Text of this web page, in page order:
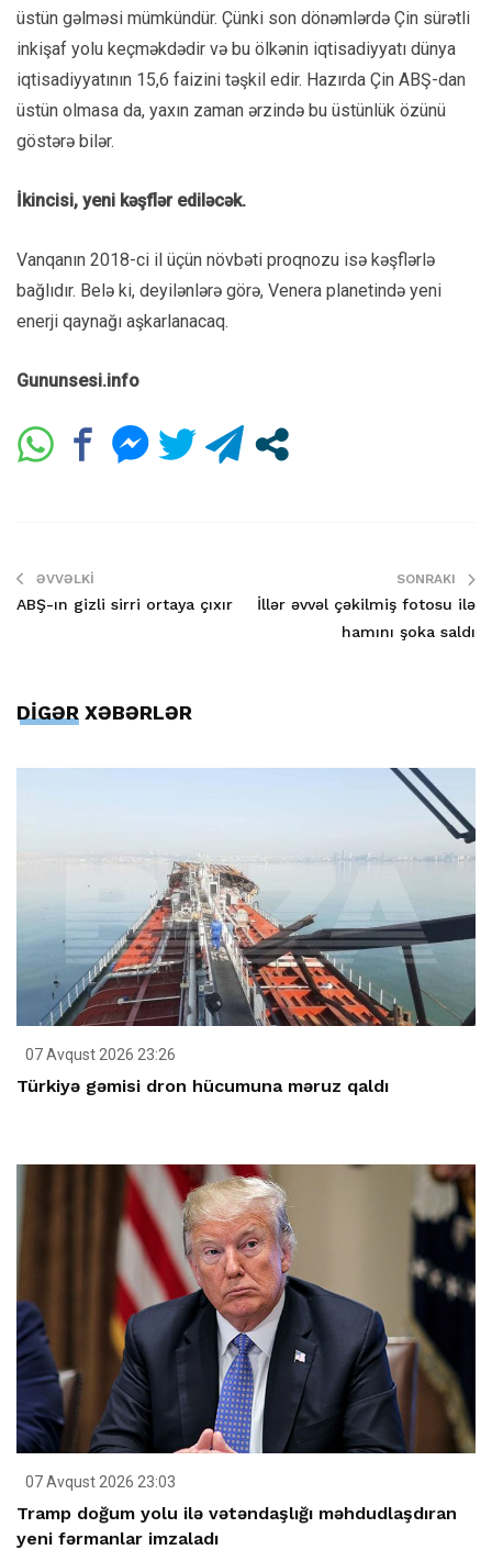
üstün gəlməsi mümkündür. Çünki son dönəmlərdə Çin sürətli
inkişaf yolu keçməkdədir və bu ölkənin iqtisadiyyatı dünya
iqtisadiyyatının 15,6 faizini təşkil edir. Hazırda Çin ABŞ-dan
üstün olmasa da, yaxın zaman ərzində bu üstünlük özünü
göstərə bilər.
İkincisi, yeni kəşflər ediləcək.
Vanqanın 2018-ci il üçün növbəti proqnozu isə kəşflərlə
bağlıdır. Belə ki, deyilənlərə görə, Venera planetində yeni
enerji qaynağı aşkarlanacaq.
Gununsesi.info
ƏVVƏLKI
ABŞ-ın gizli sirri ortaya çıxır
SONRAKI
İllər əvvəl çəkilmiş fotosu ilə
hamını şoka saldı
DİGƏR XƏBƏRLƏR
07 Avqust 2026 23:26
Türkiyə gəmisi dron hücumuna məruz qaldı
07 Avqust 2026 23:03
Tramp doğum yolu ilə vətəndaşlığı məhdudlaşdıran
yeni fərmanlar imzaladı